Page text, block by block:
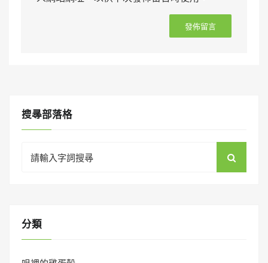
搜㝷部落格
for:
分類